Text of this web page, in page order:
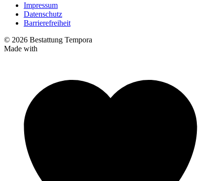
Impressum
Datenschutz
Barrierefreiheit
© 2026 Bestattung Tempora
Made with